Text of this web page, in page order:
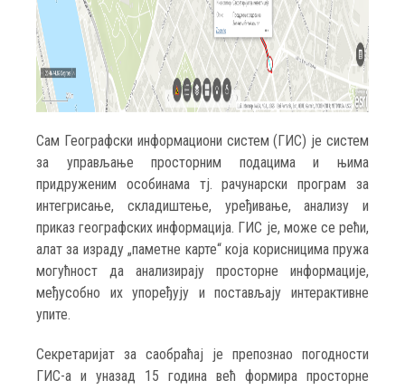
Сам Географски информациони систем (ГИС) је систем
за управљање просторним подацима и њима
придруженим особинама тј. рачунарски програм за
интегрисање, складиштење, уређивање, анализу и
приказ географских информација. ГИС је, може се рећи,
алат за израду „паметне карте“ која корисницима пружа
могућност да анализирају просторне информације,
међусобно их упоређују и постављају интерактивне
упите.
Секретаријат за саобраћај је препознао погодности
ГИС-а и уназад 15 година већ формира просторне